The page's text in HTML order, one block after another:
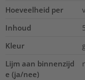
Hoeveelheid per
Inhoud
Kleur
Lijm aan binnenzijd
e (ja/nee)